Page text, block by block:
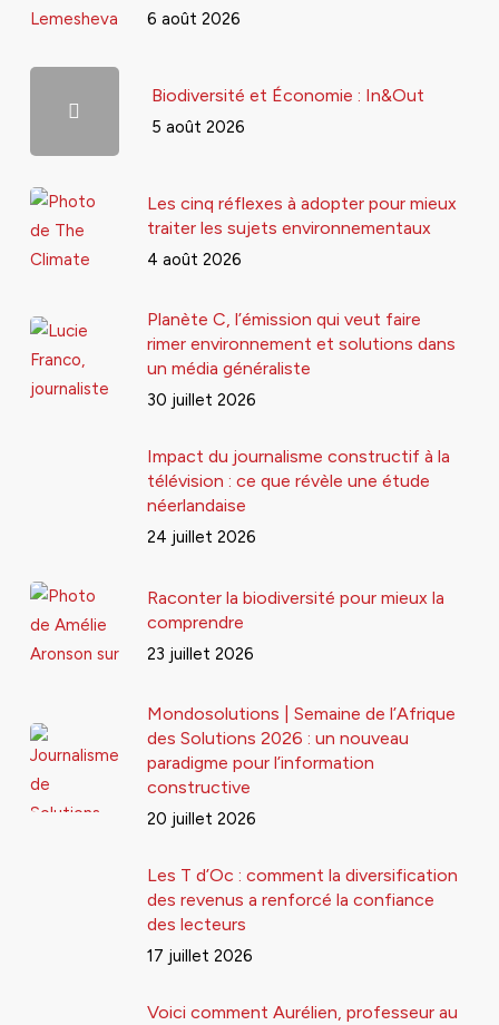
6 août 2026
Biodiversité et Économie : In&Out
5 août 2026
Les cinq réflexes à adopter pour mieux
traiter les sujets environnementaux
4 août 2026
Planète C, l’émission qui veut faire
rimer environnement et solutions dans
un média généraliste
30 juillet 2026
Impact du journalisme constructif à la
télévision : ce que révèle une étude
néerlandaise
24 juillet 2026
Raconter la biodiversité pour mieux la
comprendre
23 juillet 2026
Mondosolutions | Semaine de l’Afrique
des Solutions 2026 : un nouveau
paradigme pour l’information
constructive
20 juillet 2026
Les T d’Oc : comment la diversification
des revenus a renforcé la confiance
des lecteurs
17 juillet 2026
Voici comment Aurélien, professeur au